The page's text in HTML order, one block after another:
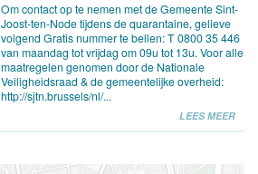
Om contact op te nemen met de Gemeente Sint-
Joost-ten-Node tijdens de quarantaine, gelieve
volgend Gratis nummer te bellen: T 0800 35 446
van maandag tot vrijdag om 09u tot 13u. Voor alle
maatregelen genomen door de Nationale
Veiligheidsraad & de gemeentelijke overheid:
http://sjtn.brussels/nl/...
LEES MEER